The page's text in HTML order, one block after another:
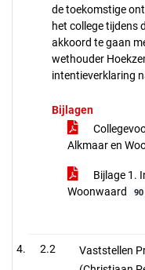
de toekomstige
het college tijdens
akkoord te gaan
wethouder
intentieverklaring
Bijlagen
Alkmaar en
Bijlage 1.
Woonwaard
90
2.2
Vaststellen